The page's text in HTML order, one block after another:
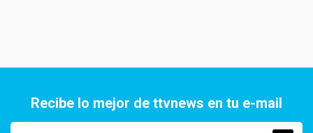
Recibe lo mejor de ttvnews en tu e-mail